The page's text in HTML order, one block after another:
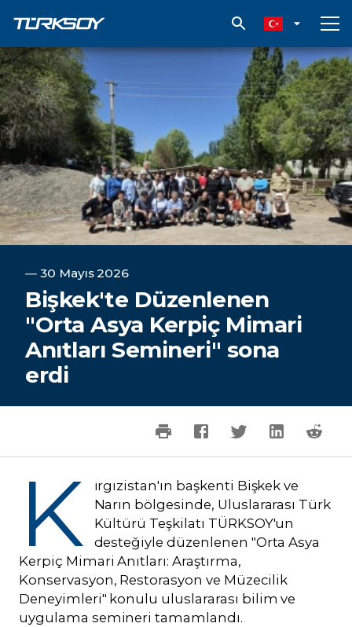
― 30 Mayıs 2026
Bişkek'te Düzenlenen
"Orta Asya Kerpiç Mimari
Anıtları Semineri" sona
erdi
K
ırgızistan'ın başkenti Bişkek ve
Narın bölgesinde, Uluslararası Türk
Kültürü Teşkilatı TÜRKSOY'un
desteğiyle düzenlenen "Orta Asya
Kerpiç Mimari Anıtları: Araştırma,
Konservasyon, Restorasyon ve Müzecilik
Deneyimleri" konulu uluslararası bilim ve
uygulama semineri tamamlandı.